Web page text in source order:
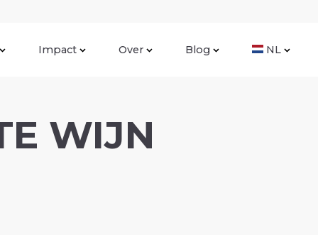
Impact Over Blog NL
WIJN